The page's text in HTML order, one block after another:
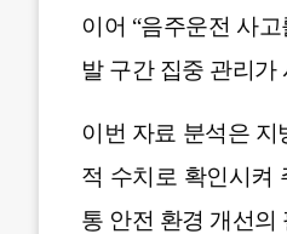
이어 “음주운전 사
발 구간 집중 관리가
이번 자료 분석은
적 수치로 확인시켜
통 안전 환경 개선의